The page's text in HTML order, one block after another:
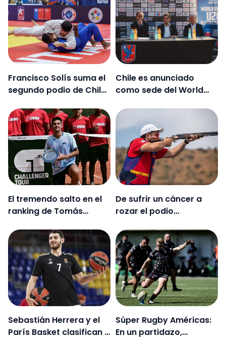
Francisco Solís suma el
segundo podio de Chile
Panamericano y de
Oceanía de judo
Chile es anunciado
como sede del World
Sub 20
El tremendo salto en el
ranking de Tomás
Brasil
De sufrir un cáncer a
rozar el podio
conmovedora historia
del tirador Héctor Flores
Sebastián Herrera y el
París Basket clasifican a
Súper Rugby Américas:
En un partidazo,